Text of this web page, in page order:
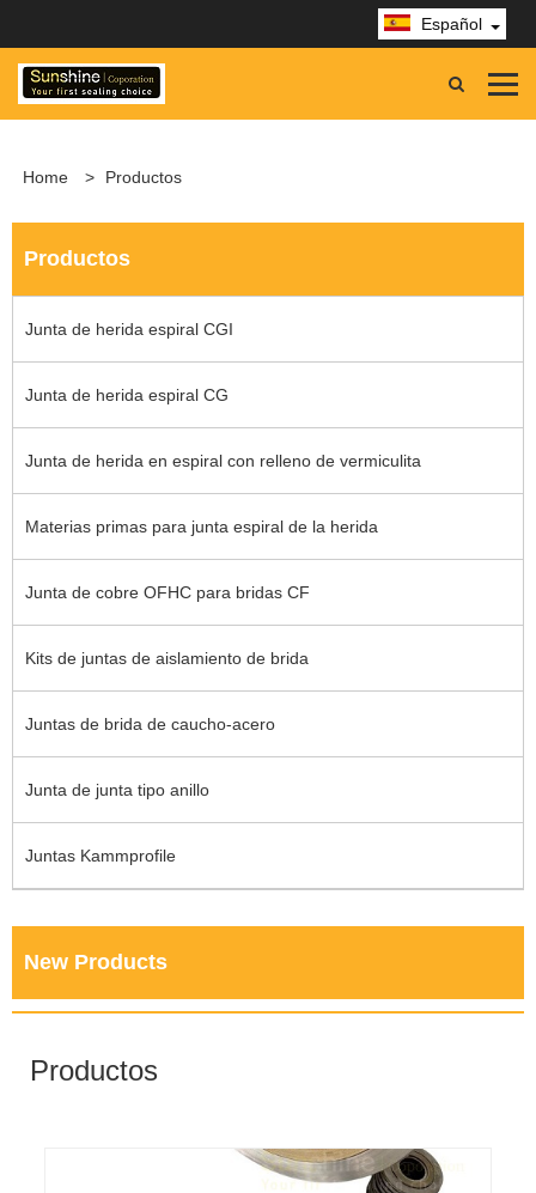
Español
Home > Productos
Productos
Junta de herida espiral CGI
Junta de herida espiral CG
Junta de herida en espiral con relleno de vermiculita
Materias primas para junta espiral de la herida
Junta de cobre OFHC para bridas CF
Kits de juntas de aislamiento de brida
Juntas de brida de caucho-acero
Junta de junta tipo anillo
Juntas Kammprofile
New Products
Productos